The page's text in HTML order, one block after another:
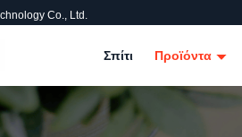
Co., Ltd.
Σπίτι Προϊόντα